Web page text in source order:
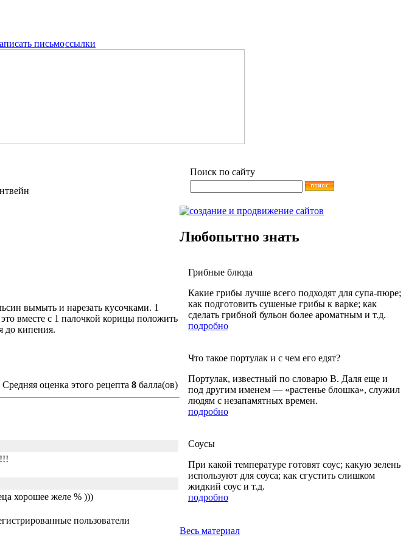
письмоссылки
вымыть и нарезать кусочками. 1
вместе с 1 палочкой корицы положить
до кипения.
Средняя оценка этого рецепта 8 балла(ов)
хорошее желе % )))
пользователи
Поиск по сайту
Любопытно знать
Грибные блюда
Какие грибы лучше всего подходят для супа-пюре;
как подготовить сушеные грибы к варке; как
сделать грибной бульон более ароматным и т.д.
подробно
Что такое портулак и с чем его едят?
Портулак, известный по словарю В. Даля еще и
под другим именем — «растенье блошка», служил
людям с незапамятных времен.
подробно
Соусы
При какой температуре готовят соус; какую зелень
используют для соуса; как сгустить слишком
жидкий соус и т.д.
подробно
Весь материал